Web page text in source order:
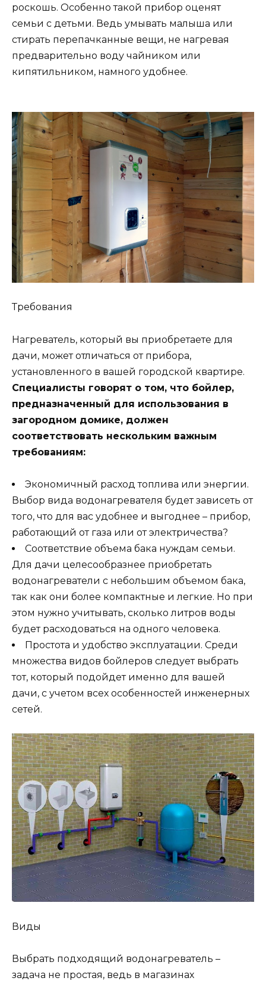
роскошь. Особенно такой прибор оценят
семьи с детьми. Ведь умывать малыша или
стирать перепачканные вещи, не нагревая
предварительно воду чайником или
кипятильником, намного удобнее.
Требования
Нагреватель, который вы приобретаете для
дачи, может отличаться от прибора,
установленного в вашей городской квартире.
Специалисты говорят о том, что бойлер,
предназначенный для использования в
загородном домике, должен
соответствовать нескольким важным
требованиям:
Экономичный расход топлива или энергии.
Выбор вида водонагревателя будет зависеть от
того, что для вас удобнее и выгоднее – прибор,
работающий от газа или от электричества?
Соответствие объема бака нуждам семьи.
Для дачи целесообразнее приобретать
водонагреватели с небольшим объемом бака,
так как они более компактные и легкие. Но при
этом нужно учитывать, сколько литров воды
будет расходоваться на одного человека.
Простота и удобство эксплуатации. Среди
множества видов бойлеров следует выбрать
тот, который подойдет именно для вашей
дачи, с учетом всех особенностей инженерных
сетей.
Виды
Выбрать подходящий водонагреватель –
задача не простая, ведь в магазинах